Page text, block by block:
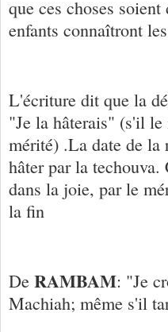
que ces choses
enfants connaîtront
L'écriture dit que la
"Je la hâterais" (s'il
mérité) .La date de la
hâter par la
dans la joie, par le
la fin
De RAMBAM: "Je
Machiah; même s'il